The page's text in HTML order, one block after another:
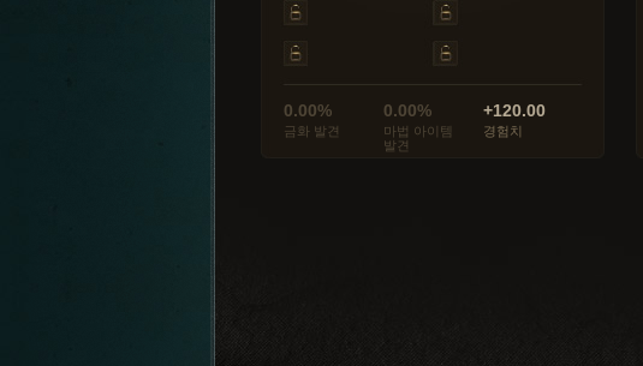
0.00%
금화 발견
0.00%
마법 아이템
발견
+120.00
경험치